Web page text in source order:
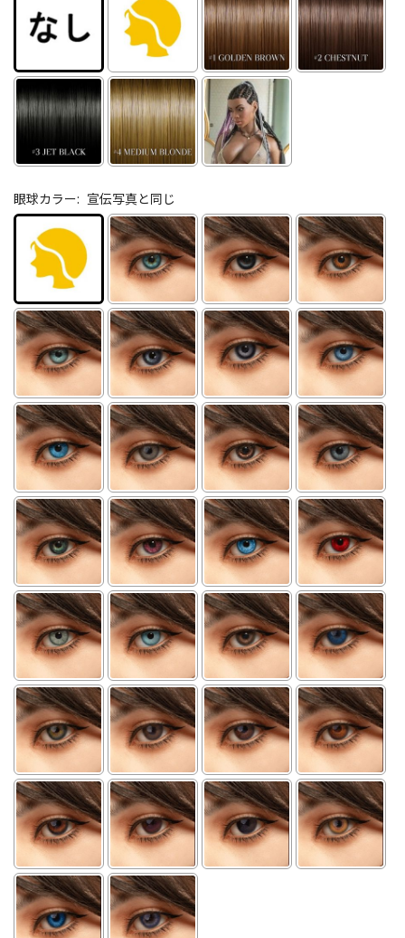
眼球カラー: 宣伝写真と同じ